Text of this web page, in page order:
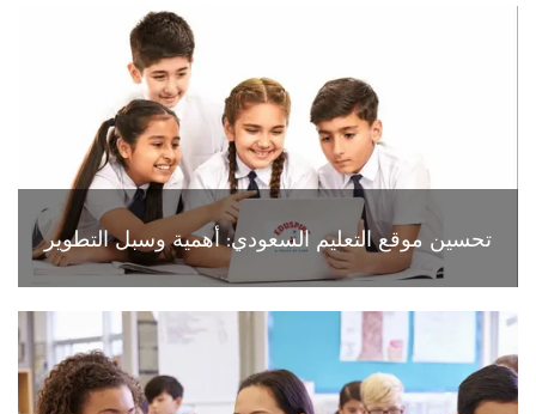
تحسين موقع التعليم السعودي: أهمية وسبل التطوير